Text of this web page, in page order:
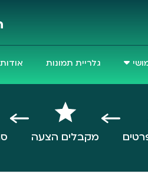
גלריית תמונות אודות
מקבלים הצעה